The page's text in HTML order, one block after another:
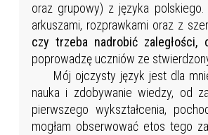
oraz grupowy) z języka
arkuszami, rozprawkami oraz z
czy trzeba nadrobić
poprowadzę uczniów ze
Mój ojczysty język jest dla mnie
nauka i zdobywanie wiedzy, od
pierwszego wykształcenia,
mogłam obserwować etos tego